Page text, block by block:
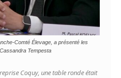
Comté Élevage, a présenté les
Tempesta
Coquy, une table ronde était